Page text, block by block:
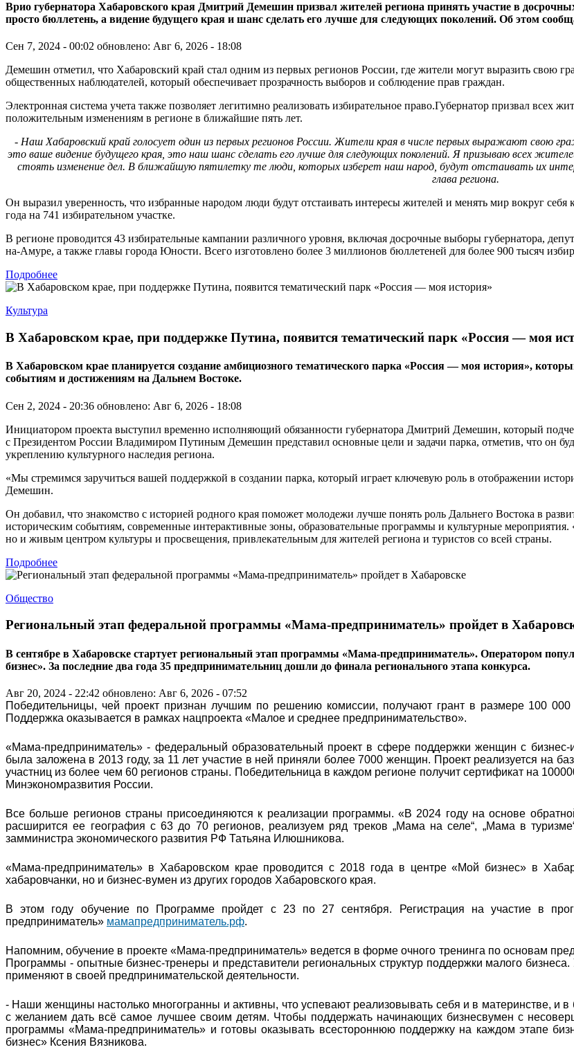
Врио губернатора Хабаровского края Дмитрий Демешин призвал жителей региона принять участие в
просто бюллетень, а видение будущего края и шанс сделать его лучше для следующих поколений. Об этом
Сен 7, 2024 - 00:02 обновлено: Авг 6, 2026 - 18:08
Демешин отметил, что Хабаровский край стал одним из первых регионов России, где жители могут выразить свою
общественных наблюдателей, который обеспечивает прозрачность выборов и соблюдение прав граждан.
Электронная система учета также позволяет легитимно реализовать избирательное право.Губернатор призвал всех
положительным изменениям в регионе в ближайшие пять лет.
- Наш Хабаровский край голосует один из первых регионов России. Жители края в числе первых выражают свою
это ваше видение будущего края, это наш шанс сделать его лучше для следующих поколений. Я призываю всех
стоять изменение дел. В ближайшую пятилетку те люди, которых изберет наш народ, будут отстаивать их
глава региона.
Он выразил уверенность, что избранные народом люди будут отстаивать интересы жителей и менять мир вокруг
года на 741 избирательном участке.
В регионе проводится 43 избирательные кампании различного уровня, включая досрочные выборы губернатора,
на-Амуре, а также главы города Юности. Всего изготовлено более 3 миллионов бюллетеней для более 900 тысяч
Подробнее
Культура
В Хабаровском крае, при поддержке Путина, появится тематический парк «Россия — моя
В Хабаровском крае планируется создание амбициозного тематического парка «Россия — моя история»,
событиям и достижениям на Дальнем Востоке.
Сен 2, 2024 - 20:36 обновлено: Авг 6, 2026 - 18:08
Инициатором проекта выступил временно исполняющий обязанности губернатора Дмитрий Демешин, который
с Президентом России Владимиром Путиным Демешин представил основные цели и задачи парка, отметив, что он
укреплению культурного наследия региона.
«Мы стремимся заручиться вашей поддержкой в создании парка, который играет ключевую роль в отображении
Демешин.
Он добавил, что знакомство с историей родного края поможет молодежи лучше понять роль Дальнего Востока в
историческим событиям, современные интерактивные зоны, образовательные программы и культурные
но и живым центром культуры и просвещения, привлекательным для жителей региона и туристов со всей страны.
Подробнее
Общество
Региональный этап федеральной программы «Мама-предприниматель» пройдет в
В сентябре в Хабаровске стартует региональный этап программы «Мама-предприниматель». Оператором
бизнес». За последние два года 35 предпринимательниц дошли до финала регионального этапа конкурса.
Авг 20, 2024 - 22:42 обновлено: Авг 6, 2026 - 07:52
Победительницы, чей проект признан лучшим по решению комиссии, получают грант в размере 100
Поддержка оказывается в рамках нацпроекта «Малое и среднее предпринимательство».
«Мама-предприниматель» - федеральный образовательный проект в сфере поддержки женщин с
была заложена в 2013 году, за 11 лет участие в ней приняли более 7000 женщин. Проект реализуется на
участниц из более чем 60 регионов страны. Победительница в каждом регионе получит сертификат на
Минэкономразвития России.
Все больше регионов страны присоединяются к реализации программы. «В 2024 году на основе
расширится ее география с 63 до 70 регионов, реализуем ряд треков „Мама на селе“, „Мама в
замминистра экономического развития РФ Татьяна Илюшникова.
«Мама-предприниматель» в Хабаровском крае проводится с 2018 года в центре «Мой бизнес» в
хабаровчанки, но и бизнес-вумен из других городов Хабаровского края.
В этом году обучение по Программе пройдет с 23 по 27 сентября. Регистрация на участие в
предприниматель» мамапредприниматель.рф.
Напомним, обучение в проекте «Мама-предприниматель» ведется в форме очного тренинга по основам
Программы - опытные бизнес-тренеры и представители региональных структур поддержки малого
применяют в своей предпринимательской деятельности.
- Наши женщины настолько многогранны и активны, что успевают реализовывать себя и в материнстве, и
с желанием дать всё самое лучшее своим детям. Чтобы поддержать начинающих бизнесвумен с
программы «Мама-предприниматель» и готовы оказывать всестороннюю поддержку на каждом этапе
бизнес» Ксения Вязникова.